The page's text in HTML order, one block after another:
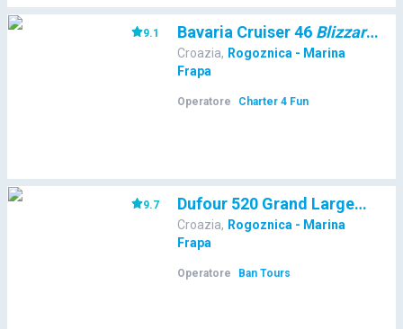
9.1 Bavaria Cruiser 46 Blizzard
Croazia, Rogoznica - Marina
Frapa
Operatore Charter 4 Fun
9.7 Dufour 520 Grand Large
Croazia, Rogoznica - Marina
Frapa
Operatore Ban Tours